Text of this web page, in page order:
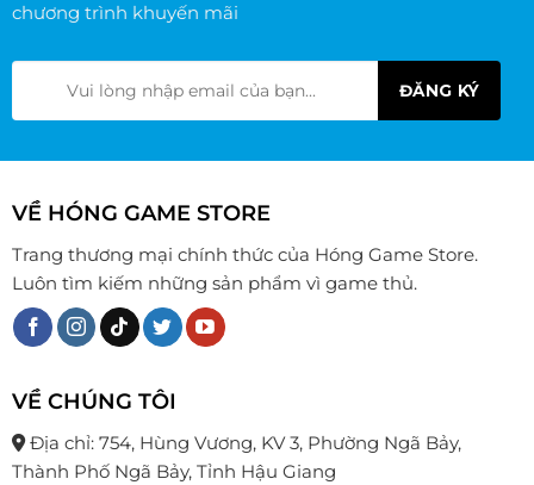
chương trình khuyến mãi
VỀ HÓNG GAME STORE
Trang thương mại chính thức của Hóng Game Store.
Luôn tìm kiếm những sản phẩm vì game thủ.
VỀ CHÚNG TÔI
Địa chỉ: 754, Hùng Vương, KV 3, Phường Ngã Bảy,
Thành Phố Ngã Bảy, Tỉnh Hậu Giang